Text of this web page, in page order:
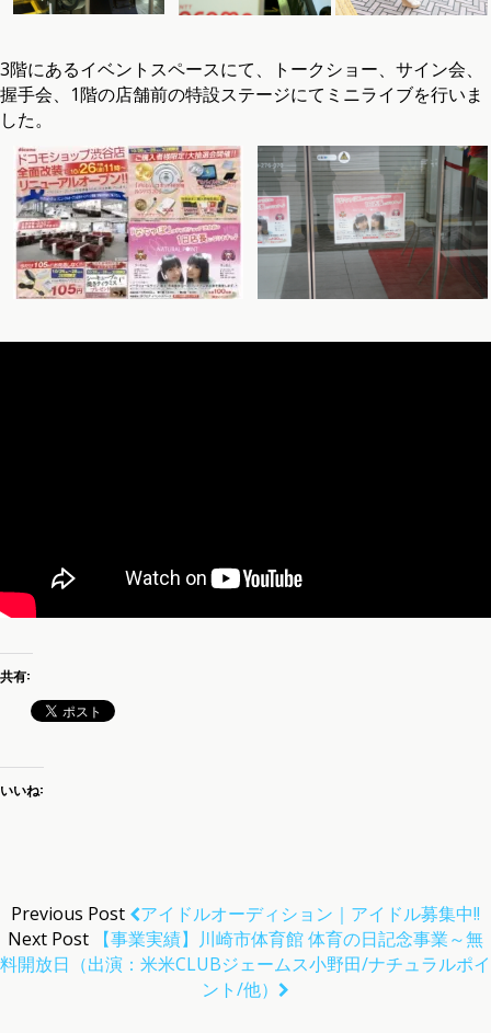
3階にあるイベントスペースにて、トークショー、サイン会、
握手会、1階の店舗前の特設ステージにてミニライブを行いま
した。
共有:
いいね:
Previous Post
アイドルオーディション｜アイドル募集中!!
Next Post
【事業実績】川崎市体育館 体育の日記念事業～無
料開放日（出演：米米CLUBジェームス小野田/ナチュラルポイ
ント/他）